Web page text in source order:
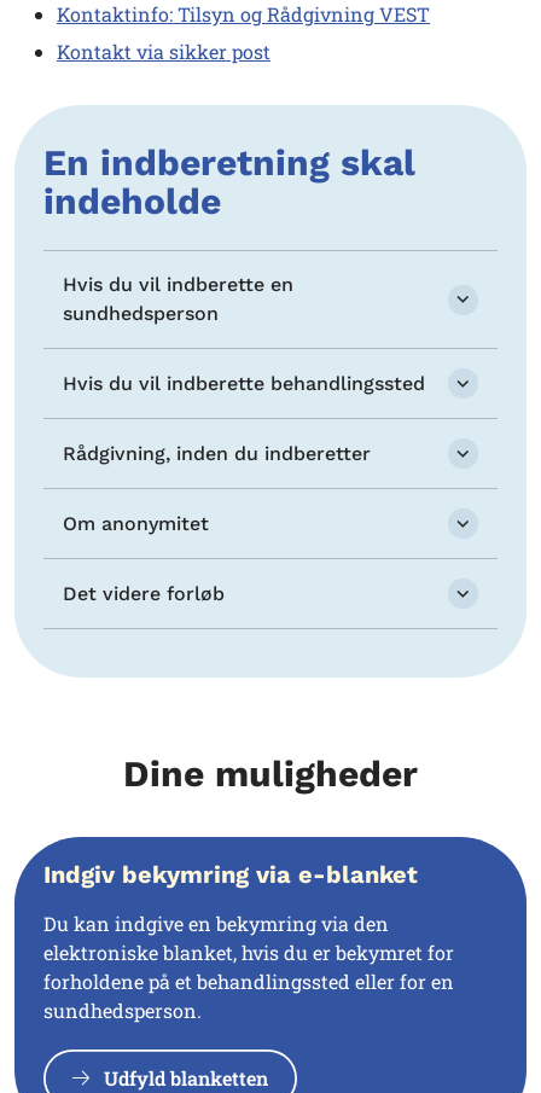
Kontaktinfo: Tilsyn og Rådgivning VEST
Kontakt via sikker post
En indberetning skal
indeholde
Hvis du vil indberette en
sundhedsperson
Hvis du vil indberette behandlingssted
Rådgivning, inden du indberetter
Om anonymitet
Det videre forløb
Dine muligheder
Indgiv bekymring via e-blanket
Du kan indgive en bekymring via den
elektroniske blanket, hvis du er bekymret for
forholdene på et behandlingssted eller for en
sundhedsperson.
Udfyld blanketten